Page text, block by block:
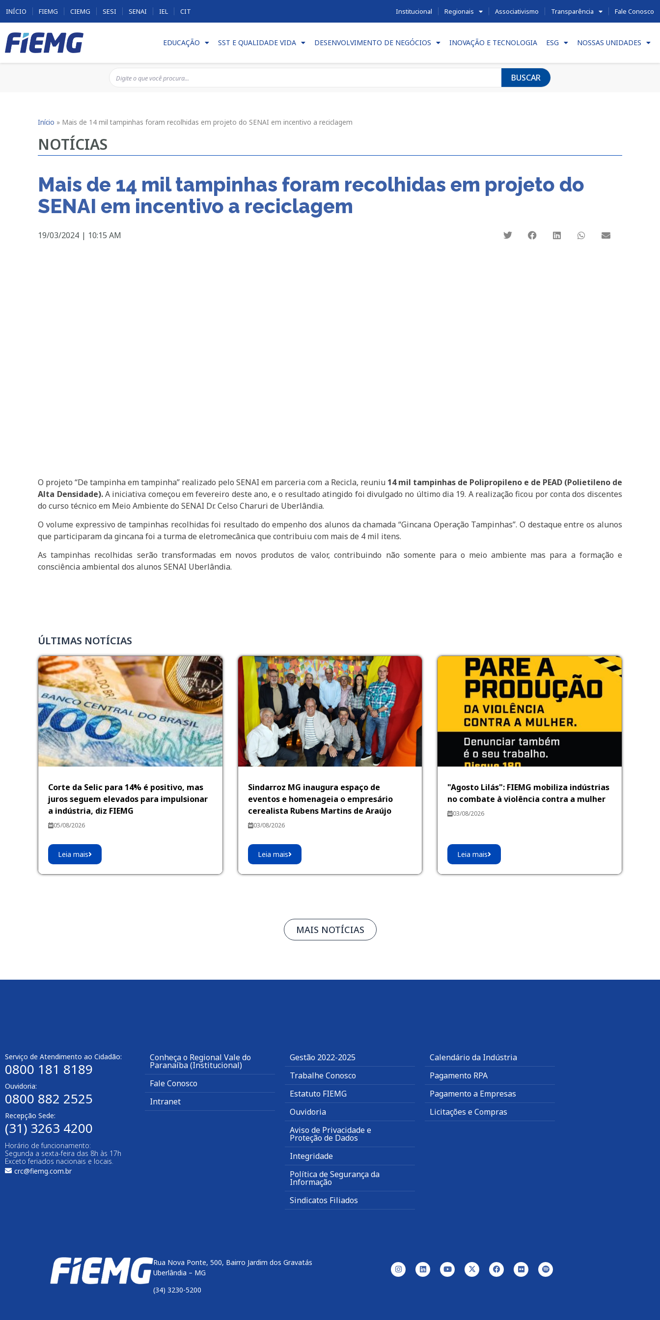
INÍCIO FIEMG CIEMG SESI SENAI IEL CIT Institucional Regionais Associativismo Transparência Fale Conosco
EDUCAÇÃO SST E QUALIDADE VIDA DESENVOLVIMENTO DE NEGÓCIOS INOVAÇÃO E TECNOLOGIA ESG NOSSAS UNIDADES
BUSCAR
Início » Mais de 14 mil tampinhas foram recolhidas em projeto do SENAI em incentivo a reciclagem
NOTÍCIAS
Mais de 14 mil tampinhas foram recolhidas em projeto do
SENAI em incentivo a reciclagem
19/03/2024 | 10:15 AM
O projeto “De tampinha em tampinha” realizado pelo SENAI em parceria com a Recicla, reuniu14 mil tampinhas de Polipropileno e de PEAD (Polietileno de
Alta Densidade).A iniciativa começou em fevereiro deste ano, e o resultado atingido foi divulgado no último dia 19. A realização ficou por conta dos discentes
do curso técnico em Meio Ambiente do SENAI Dr. Celso Charuri de Uberlândia.
O volume expressivo de tampinhas recolhidas foi resultado do empenho dos alunos da chamada “Gincana Operação Tampinhas”. O destaque entre os alunos
que participaram da gincana foi a turma de eletromecânica que contribuiu com mais de 4 mil itens.
As tampinhas recolhidas serão transformadas em novos produtos de valor, contribuindo não somente para o meio ambiente mas para a formação e
consciência ambiental dos alunos SENAI Uberlândia.
ÚLTIMAS NOTÍCIAS
Corte da Selic para 14% é positivo, mas
juros seguem elevados para impulsionar
a indústria, diz FIEMG
05/08/2026
Leia mais
Sindarroz MG inaugura espaço de
eventos e homenageia o empresário
cerealista Rubens Martins de Araújo
03/08/2026
Leia mais
"Agosto Lilás": FIEMG mobiliza indústrias
no combate à violência contra a mulher
03/08/2026
Leia mais
MAIS NOTÍCIAS
Serviço de Atendimento ao Cidadão:
0800 181 8189
Ouvidoria:
0800 882 2525
Recepção Sede:
(31) 3263 4200
Horário de funcionamento:
Segunda a sexta-feira das 8h às 17h
Exceto feriados nacionais e locais.
crc@fiemg.com.br
Conheça o Regional Vale do
Paranaíba (Institucional)
Fale Conosco
Intranet
Gestão 2022-2025
Trabalhe Conosco
Estatuto FIEMG
Ouvidoria
Aviso de Privacidade e
Proteção de Dados
Integridade
Política de Segurança da
Informação
Sindicatos Filiados
Calendário da Indústria
Pagamento RPA
Pagamento a Empresas
Licitações e Compras
Rua Nova Ponte, 500, Bairro Jardim dos Gravatás
Uberlândia – MG
(34) 3230-5200
btn-04